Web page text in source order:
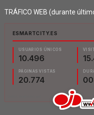
TRÁFICO WEB (durante